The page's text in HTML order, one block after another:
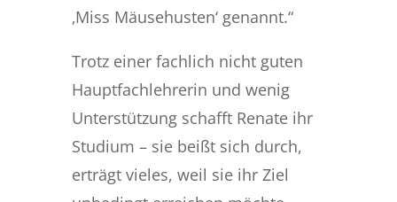
‚Miss Mäusehusten‘ genannt.“
Trotz einer fachlich nicht guten
Hauptfachlehrerin und wenig
Unterstützung schafft Renate ihr
Studium – sie beißt sich durch,
erträgt vieles, weil sie ihr Ziel